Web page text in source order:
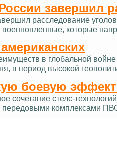
завершил
расследование
военнопленные, которые
в глобальной
в период высокой
боевую
сочетание стелс-
комплексами